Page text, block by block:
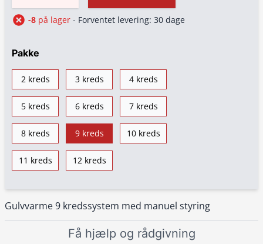
Gulvvarme 9 kredssystem med manuel styring
-8 på lager - Forventet levering: 30 dage
Pakke
2 kreds 3 kreds 4 kreds
5 kreds 6 kreds 7 kreds
8 kreds 9 kreds 10 kreds
11 kreds 12 kreds
Få hjælp og rådgivning